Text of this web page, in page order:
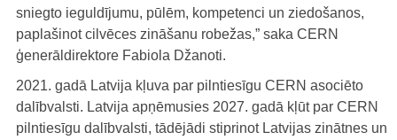
sniegto ieguldījumu, pūlēm, kompetenci un ziedošanos,
paplašinot cilvēces zināšanu robežas,” saka CERN
ģenerāldirektore Fabiola Džanoti.
2021. gadā Latvija kļuva par pilntiesīgu CERN asociēto
dalībvalsti. Latvija apņēmusies 2027. gadā kļūt par CERN
pilntiesīgu dalībvalsti, tādējādi stiprinot Latvijas zinātnes un